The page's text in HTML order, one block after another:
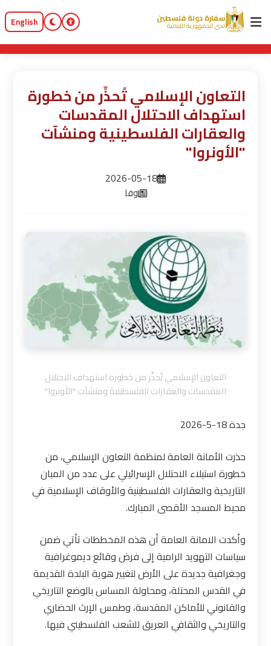
سفارة دولة فلسطين
لدى الجمهورية اللبنانية English
التعاون الإسلامي تُحذِّر من خطورة
استهداف الاحتلال المقدسات
والعقارات الفلسطينية ومنشآت
"الأونروا"
2026-05-18
وفا
التعاون الإسلامي تُحذِّر من خطورة استهداف الاحتلال
المقدسات والعقارات الفلسطينية ومنشآت "الأونروا"
جدة 18-5-2026
حذرت الأمانة العامة لمنظمة التعاون الإسلامي، من
خطورة استيلاء الاحتلال الإسرائيلي على عدد من المبان
التاريخية والعقارات الفلسطينية والأوقاف الإسلامية في
محيط المسجد الأقصى المبارك.
وأكدت الامانة العامة أن هذه المخططات تأتي ضمن
سياسات التهويد الرامية إلى فرض وقائع ديموغرافية
وجغرافية جديدة على الأرض لتغيير هوية البلدة القديمة
في القدس المحتلة، ومحاولة المساس بالوضع التاريخي
والقانوني للأماكن المقدسة، وطمس الإرث الحضاري
والتاريخي والثقافي العريق للشعب الفلسطيني فيها.